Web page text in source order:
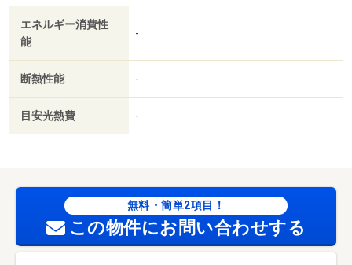
有/加入金（課税対象） 22000円/鍵設定料（課税対
象） 3300円
エネルギー消費性
能
-
断熱性能 -
目安光熱費 -
無料・簡単2項目！
この物件にお問い合わせする